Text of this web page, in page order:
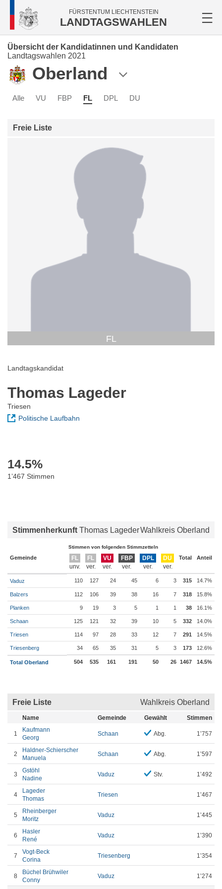
FÜRSTENTUM LIECHTENSTEIN
LANDTAGSWAHLEN
Übersicht der Kandidatinnen und Kandidaten
Landtagswahlen 2021
Oberland
Alle VU FBP FL DPL DU
Freie Liste
FL
Landtagskandidat
Thomas Lageder
Triesen
Politische Laufbahn
14.5%
1’467 Stimmen
Stimmenherkunft Thomas LagederWahlkreis Oberland
Stimmen von folgenden Stimmzetteln
Gemeinde FL FL VU FBP DPL DU Total Anteil
Vaduz 110 127 24 45 6 3 315 14.7%
Balzers 112 106 39 38 16 7 318 15.8%
Planken 9 19 3 5 1 1 38 16.1%
Schaan 125 121 32 39 10 5 332 14.0%
Triesen 114 97 28 33 12 7 291 14.5%
Triesenberg 34 65 35 31 5 3 173 12.6%
Total Oberland 504 535 161 191 50 26 1467 14.5%
Freie Liste Wahlkreis Oberland
Name Gemeinde Gewählt Stimmen
1
Kaufmann
Georg
Schaan Abg. 1’757
2
Haldner-Schierscher
Manuela
Schaan Abg. 1’597
3
Gstöhl
Nadine
Vaduz Stv. 1’492
4
Lageder
Thomas
Triesen 1’467
5
Rheinberger
Moritz
Vaduz 1’445
6
Hasler
René
Vaduz 1’390
7
Vogt-Beck
Corina
Triesenberg 1’354
8
Büchel Brühwiler
Conny
Vaduz 1’274